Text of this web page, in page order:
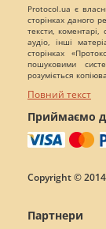
Protocol.ua є
сторінках даного
тексти,
аудіо, інші
сторінках
пошуковими
розуміється
Повний текст
Приймаємо
Copyright ©
Партнери